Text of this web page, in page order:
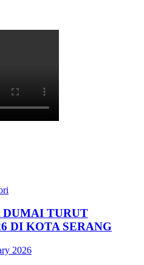
DUMAI TURUT
DI KOTA SERANG
2026